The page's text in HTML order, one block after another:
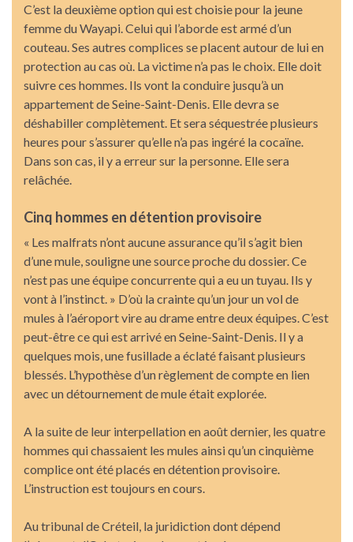
C’est la deuxième option qui est choisie pour la jeune
femme du Wayapi. Celui qui l’aborde est armé d’un
couteau. Ses autres complices se placent autour de lui en
protection au cas où. La victime n’a pas le choix. Elle doit
suivre ces hommes. Ils vont la conduire jusqu’à un
appartement de Seine-Saint-Denis. Elle devra se
déshabiller complètement. Et sera séquestrée plusieurs
heures pour s’assurer qu’elle n’a pas ingéré la cocaïne.
Dans son cas, il y a erreur sur la personne. Elle sera
relâchée.
Cinq hommes en détention provisoire
« Les malfrats n’ont aucune assurance qu’il s’agit bien
d’une mule, souligne une source proche du dossier. Ce
n’est pas une équipe concurrente qui a eu un tuyau. Ils y
vont à l’instinct. » D’où la crainte qu’un jour un vol de
mules à l’aéroport vire au drame entre deux équipes. C’est
peut-être ce qui est arrivé en Seine-Saint-Denis. Il y a
quelques mois, une fusillade a éclaté faisant plusieurs
blessés. L’hypothèse d’un règlement de compte en lien
avec un détournement de mule était explorée.
A la suite de leur interpellation en août dernier, les quatre
hommes qui chassaient les mules ainsi qu’un cinquième
complice ont été placés en détention provisoire.
L’instruction est toujours en cours.
Au tribunal de Créteil, la juridiction dont dépend